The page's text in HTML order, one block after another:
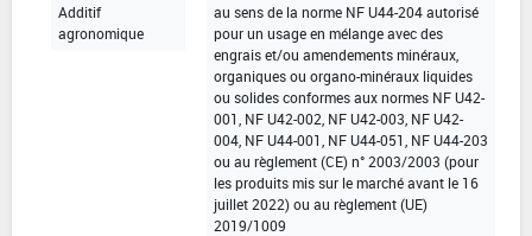
Additif
agronomique
au sens de la norme NF U44-204 autorisé
pour un usage en mélange avec des
engrais et/ou amendements minéraux,
organiques ou organo-minéraux liquides
ou solides conformes aux normes NF U42-
001, NF U42-002, NF U42-003, NF U42-
004, NF U44-001, NF U44-051, NF U44-203
ou au règlement (CE) n° 2003/2003 (pour
les produits mis sur le marché avant le 16
juillet 2022) ou au règlement (UE)
2019/1009